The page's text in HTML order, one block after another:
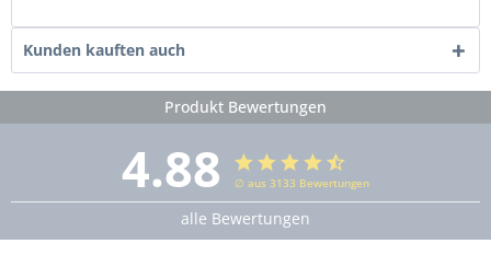
Kunden kauften auch
Produkt Bewertungen
4.88 ∅ aus 3133 Bewertungen
alle Bewertungen